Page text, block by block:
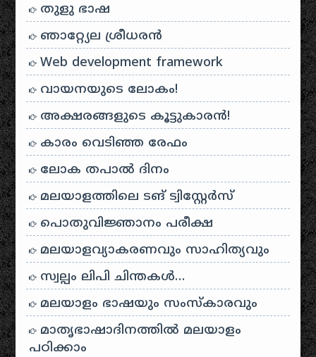
തുളു ഭാഷ
ഞാറ്റ്യേല ശ്രീധരൻ
Web development framework
വായനയുടെ ലോകം!
അക്ഷരങ്ങളുടെ കൂട്ടുകാരൻ!
കാരം വെടിഞ്ഞ രേഫം
ലോക തപാൽ ദിനം
മലയാളത്തിലെ ടങ് ട്വിസ്റ്റേർസ്
പൊതുവിജ്ഞാനം പരീക്ഷ
മലയാളവ്യാകരണവും സാഹിത്യവും
സ്വല്പം ലിപി ചിന്തകൾ…
മലയാളം ഭാഷയും സംസ്കാരവും
മാതൃഭാഷാദിനത്തിൽ മലയാളം
പഠിക്കാം